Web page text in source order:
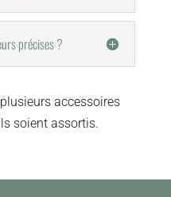
précises ?
accessoires
soient assortis.